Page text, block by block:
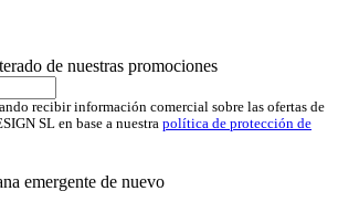
de nuestras promociones
recibir información comercial sobre las ofertas de
SL en base a nuestra política de protección de
emergente de nuevo